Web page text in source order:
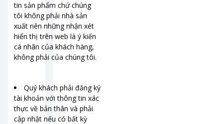
tin sản phẩm chứ chúng
tôi không phải nhà sản
xuất nên những nhận xét
hiển thị trên web là ý kiến
cá nhân của khách hàng,
không phải của chúng tôi.
Quý khách phải đăng ký
tài khoản với thông tin xác
thực về bản thân và phải
cập nhật nếu có bất kỳ